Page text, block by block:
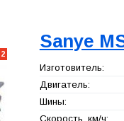
2
Sanye
Изготовитель:
Двигатель:
Шины:
Скорость, км/ч: